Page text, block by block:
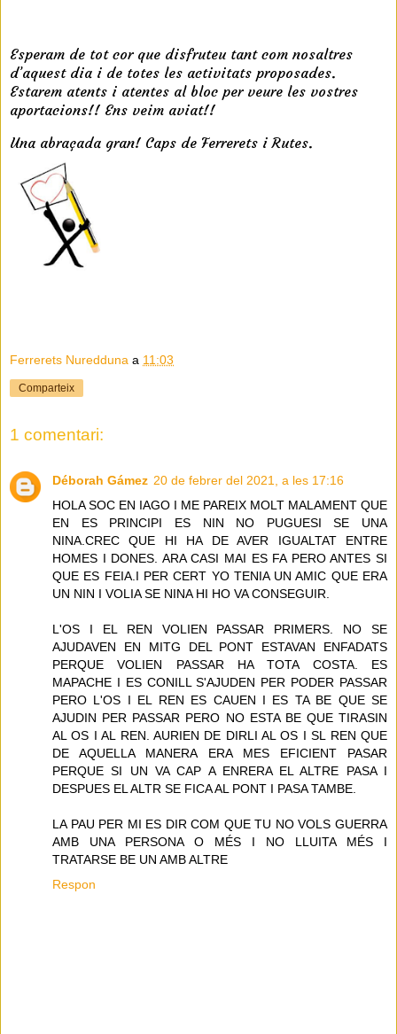
Esperam de tot cor que disfruteu tant com nosaltres
d’aquest dia i de totes les activitats proposades.
Estarem atents i atentes al bloc per veure les vostres
aportacions!! Ens veim aviat!!
Una abraçada gran! Caps de Ferrerets i Rutes.
Ferrerets Nuredduna a 11:03
Comparteix
1 comentari:
Déborah Gámez 20 de febrer del 2021, a les 17:16
HOLA SOC EN IAGO I ME PAREIX MOLT MALAMENT QUE
EN ES PRINCIPI ES NIN NO PUGUESI SE UNA
NINA.CREC QUE HI HA DE AVER IGUALTAT ENTRE
HOMES I DONES. ARA CASI MAI ES FA PERO ANTES SI
QUE ES FEIA.I PER CERT YO TENIA UN AMIC QUE ERA
UN NIN I VOLIA SE NINA HI HO VA CONSEGUIR.
L'OS I EL REN VOLIEN PASSAR PRIMERS. NO SE
AJUDAVEN EN MITG DEL PONT ESTAVAN ENFADATS
PERQUE VOLIEN PASSAR HA TOTA COSTA. ES
MAPACHE I ES CONILL S'AJUDEN PER PODER PASSAR
PERO L'OS I EL REN ES CAUEN I ES TA BE QUE SE
AJUDIN PER PASSAR PERO NO ESTA BE QUE TIRASIN
AL OS I AL REN. AURIEN DE DIRLI AL OS I SL REN QUE
DE AQUELLA MANERA ERA MES EFICIENT PASAR
PERQUE SI UN VA CAP A ENRERA EL ALTRE PASA I
DESPUES EL ALTR SE FICA AL PONT I PASA TAMBE.
LA PAU PER MI ES DIR COM QUE TU NO VOLS GUERRA
AMB UNA PERSONA O MÉS I NO LLUITA MÉS I
TRATARSE BE UN AMB ALTRE
Respon